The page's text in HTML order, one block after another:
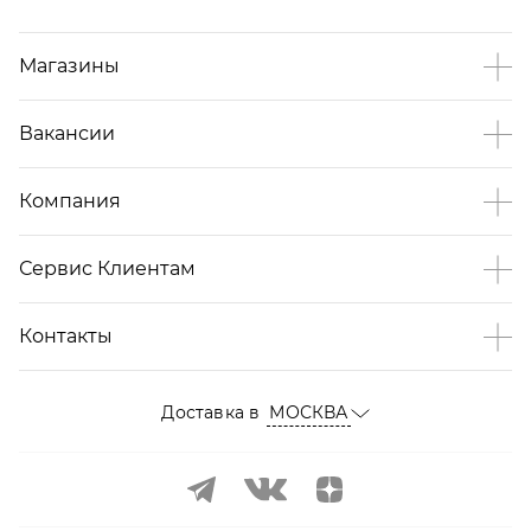
Магазины
Вакансии
Компания
Сервис Клиентам
Контакты
Доставка в МОСКВА